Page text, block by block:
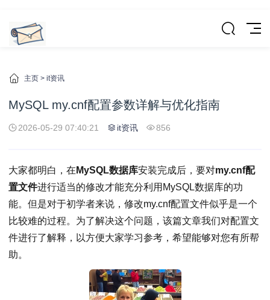
主页 > it资讯
MySQL my.cnf配置参数详解与优化指南
2026-05-29 07:40:21 it资讯 856
大家都明白，在 MySQL数据库安装完成后，要对my.cnf配
置文件进行适当的修改才能充分利用MySQL数据库的功
能。但是对于初学者来说，修改my.cnf配置文件似乎是一个
比较难的过程。为了解决这个问题，该篇文章我们对配置文
件进行了解释，以方便大家学习参考，希望能够对您有所帮
助。